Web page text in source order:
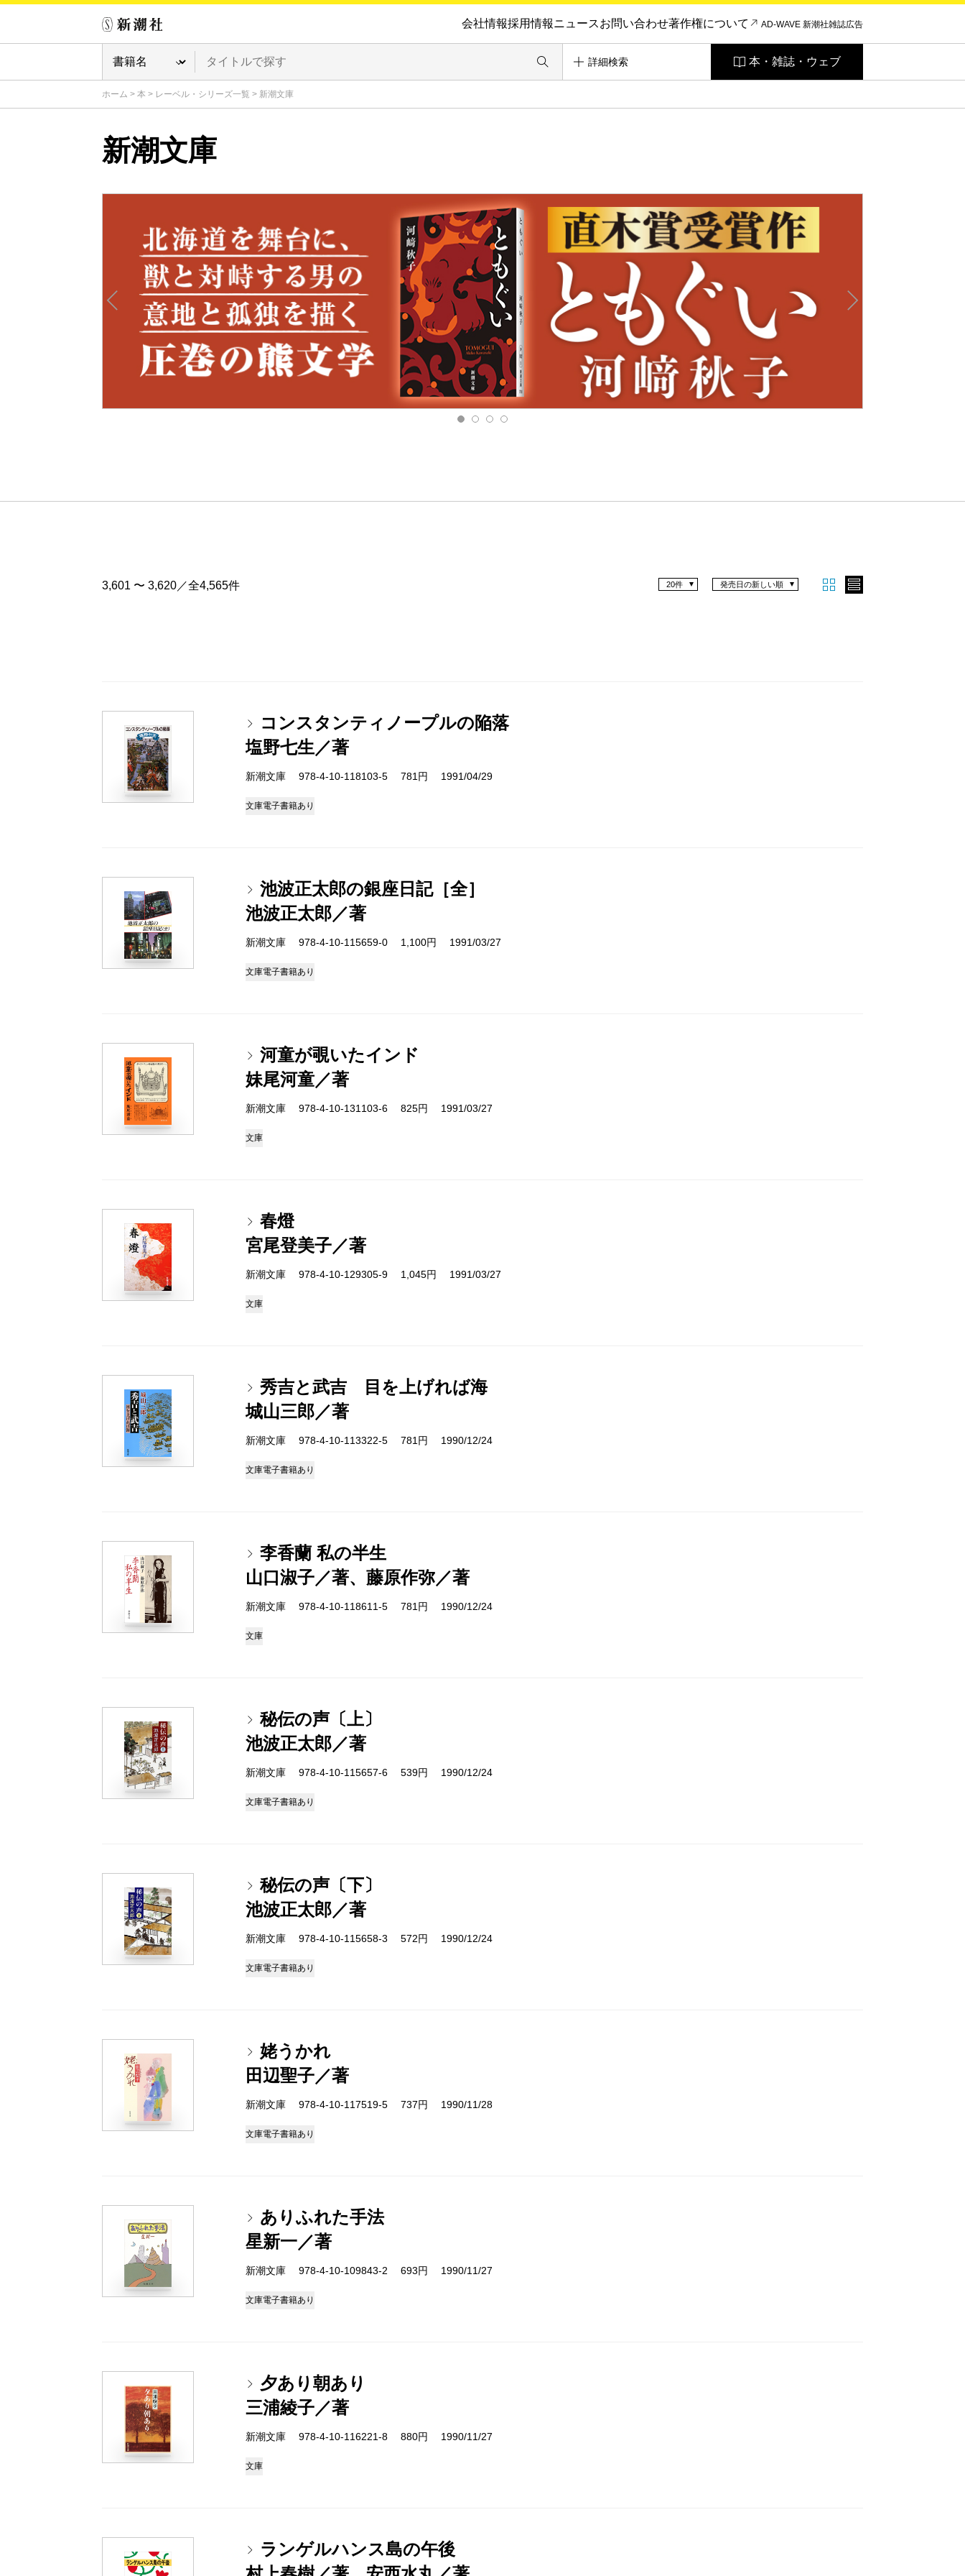
会社情報採用情報ニュースお問い合わせ著作権について AD-WAVE 新潮社雑誌広告
詳細検索 本・雑誌・ウェブ
ホーム > 本 > レーベル・シリーズ一覧 > 新潮文庫
新潮文庫
3,601 〜 3,620／全4,565件 発売日の新しい順
20件
コンスタンティノープルの陥落
塩野七生／著
新潮文庫 978-4-10-118103-5 781円 1991/04/29
文庫電子書籍あり
池波正太郎の銀座日記［全］
池波正太郎／著
新潮文庫 978-4-10-115659-0 1,100円 1991/03/27
文庫電子書籍あり
河童が覗いたインド
妹尾河童／著
新潮文庫 978-4-10-131103-6 825円 1991/03/27
文庫
春燈
宮尾登美子／著
新潮文庫 978-4-10-129305-9 1,045円 1991/03/27
文庫
秀吉と武吉 目を上げれば海
城山三郎／著
新潮文庫 978-4-10-113322-5 781円 1990/12/24
文庫電子書籍あり
李香蘭 私の半生
山口淑子／著、藤原作弥／著
新潮文庫 978-4-10-118611-5 781円 1990/12/24
文庫
秘伝の声〔上〕
池波正太郎／著
新潮文庫 978-4-10-115657-6 539円 1990/12/24
文庫電子書籍あり
秘伝の声〔下〕
池波正太郎／著
新潮文庫 978-4-10-115658-3 572円 1990/12/24
文庫電子書籍あり
姥うかれ
田辺聖子／著
新潮文庫 978-4-10-117519-5 737円 1990/11/28
文庫電子書籍あり
ありふれた手法
星新一／著
新潮文庫 978-4-10-109843-2 693円 1990/11/27
文庫電子書籍あり
夕あり朝あり
三浦綾子／著
新潮文庫 978-4-10-116221-8 880円 1990/11/27
文庫
ランゲルハンス島の午後